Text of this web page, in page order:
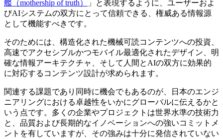
艦（mothership of truth）
」と表現するように、ユーザーおよ
びAIシステムの双方にとって信頼できる、権威ある情報源
として機能すべきです。
そのためには、構造化された機械可読コンテンツへの投資、
高速でアクセシブルかつモバイル最適化されたデザイン、明
確な情報アーキテクチャ、そして人間とAIの双方に効果的
に対応するコンテンツ設計が求められます。
関連する課題であり同時に機会でもあるのが、日本のエンジ
ニアリングにおける卓越性をいかにグローバルに伝えるかと
いう点です。多くの企業やプロジェクトは世界水準の技術力
と、品質および長期的なイノベーションへの強いコミットメ
ントを有していますが、その強みは十分に発信されていない